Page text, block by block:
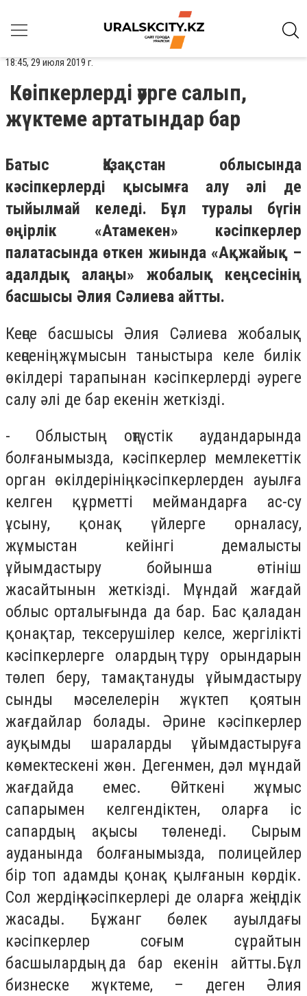
18:45, 29 июля 2019 г.
Кәсіпкерлерді әурге салып,
жүктеме артатындар бар
Батыс Қазақстан облысында
кәсіпкерлерді қысымға алу әлі де
тыйылмай келеді. Бұл туралы бүгін
өңірлік «Атамекен» кәсіпкерлер
палатасында өткен жиында «Ақжайық –
адалдық алаңы» жобалық кеңсесінің
басшысы Әлия Сәлиева айтты.
Кеңсе басшысы Әлия Сәлиева жобалық
кеңсенің жұмысын таныстыра келе билік
өкілдері тарапынан кәсіпкерлерді әуреге
салу әлі де бар екенін жеткізді.
- Облыстың оңтүстік аудандарында
болғанымызда, кәсіпкерлер мемлекеттік
орган өкілдерінің кәсіпкерлерден ауылға
келген құрметті меймандарға ас-су
ұсыну, қонақ үйлерге орналасу,
жұмыстан кейінгі демалысты
ұйымдастыру бойынша өтініш
жасайтынын жеткізді. Мұндай жағдай
облыс орталығында да бар. Бас қаладан
қонақтар, тексерушілер келсе, жергілікті
кәсіпкерлерге олардың тұру орындарын
төлеп беру, тамақтануды ұйымдастыру
сынды мәселелерін жүктеп қоятын
жағдайлар болады. Әрине кәсіпкерлер
ауқымды шараларды ұйымдастыруға
көмектескені жөн. Дегенмен, дәл мұндай
жағдайда емес. Өйткені жұмыс
сапарымен келгендіктен, оларға іс
сапардың ақысы төленеді. Сырым
ауданында болғанымызда, полицейлер
бір топ адамды қонақ қылғанын көрдік.
Сол жердің кәсіпкерлері де оларға жеңілдік
жасады. Бұжанг бөлек ауылдағы
кәсіпкерлер соғым сұрайтын
басшылардың да бар екенін айтты.Бұл
бизнеске жүктеме, – деген Әлия